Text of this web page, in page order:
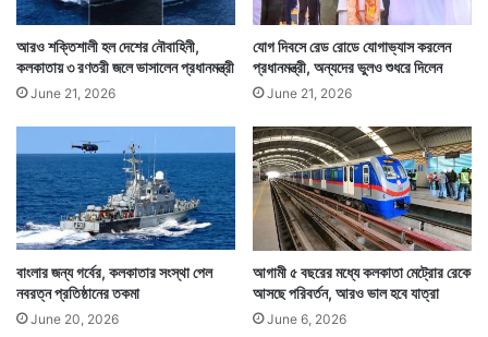
আরও শক্তিশালী হল দেশের নৌবাহিনী,
কলকাতায় ৩ রণতরী জলে ভাসালেন প্রধানমন্ত্রী
June 21, 2026
যোগ দিবসে রেড রোডে যোগাভ্যাস করলেন
প্রধানমন্ত্রী, অন্যদের ভুলও শুধরে দিলেন
June 21, 2026
বাংলার জন্য গর্বের, কলকাতার সংস্থা পেল
নবরত্ন প্রতিষ্ঠানের তকমা
June 20, 2026
আগামী ৫ বছরের মধ্যে কলকাতা মেট্রোর রেকে
আসছে পরিবর্তন, আরও ভাল হবে যাত্রা
June 6, 2026